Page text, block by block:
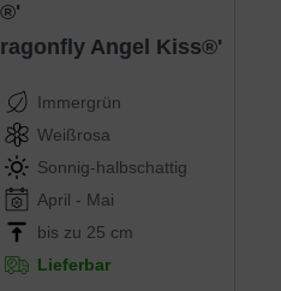
Angel Kiss®'
Immergrün
Weißrosa
Sonnig-halbschattig
April - Mai
bis zu 25 cm
Lieferbar